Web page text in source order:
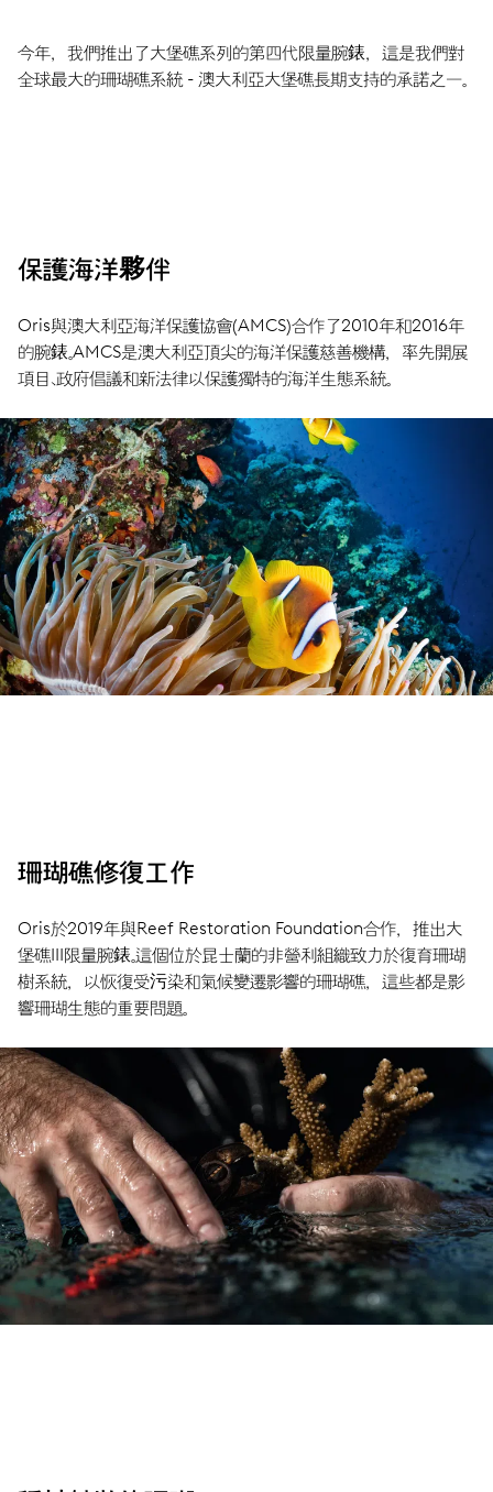
今年，我們推出了大堡礁系列的第四代限量腕錶，這是我們對
全球最大的珊瑚礁系統 - 澳大利亞大堡礁長期支持的承諾之一。
保護海洋夥伴
Oris與澳大利亞海洋保護協會(AMCS)合作了2010年和2016年
的腕錶。AMCS是澳大利亞頂尖的海洋保護慈善機構，率先開展
項目、政府倡議和新法律以保護獨特的海洋生態系統。
珊瑚礁修復工作
Oris於2019年與Reef Restoration Foundation合作，推出大
堡礁III限量腕錶。這個位於昆士蘭的非營利組織致力於復育珊瑚
樹系統，以恢復受污染和氣候變遷影響的珊瑚礁，這些都是影
響珊瑚生態的重要問題。